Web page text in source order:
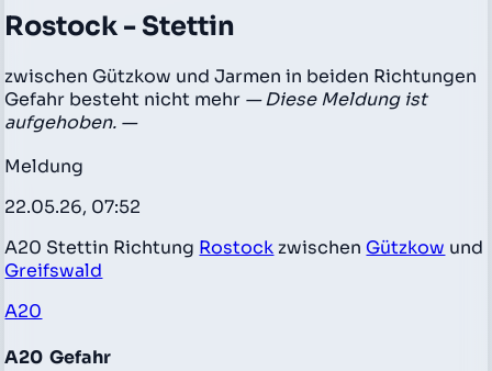
Rostock - Stettin
zwischen Gützkow und Jarmen in beiden Richtungen
Gefahr besteht nicht mehr — Diese Meldung ist
aufgehoben. —
Meldung
22.05.26, 07:52
A20 Stettin Richtung Rostock zwischen Gützkow und
Greifswald
A20
A20 Gefahr